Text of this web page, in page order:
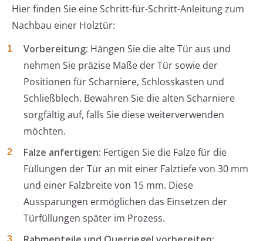
Hier finden Sie eine Schritt-für-Schritt-Anleitung zum
Nachbau einer Holztür:
Vorbereitung: Hängen Sie die alte Tür aus und
nehmen Sie präzise Maße der Tür sowie der
Positionen für Scharniere, Schlosskasten und
Schließblech. Bewahren Sie die alten Scharniere
sorgfältig auf, falls Sie diese weiterverwenden
möchten.
Falze anfertigen: Fertigen Sie die Falze für die
Füllungen der Tür an mit einer Falztiefe von 30 mm
und einer Falzbreite von 15 mm. Diese
Aussparungen ermöglichen das Einsetzen der
Türfüllungen später im Prozess.